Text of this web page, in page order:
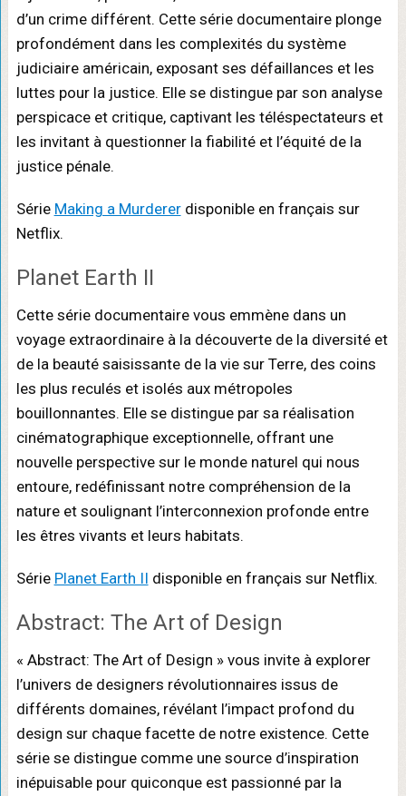
d’un crime différent. Cette série documentaire plonge
profondément dans les complexités du système
judiciaire américain, exposant ses défaillances et les
luttes pour la justice. Elle se distingue par son analyse
perspicace et critique, captivant les téléspectateurs et
les invitant à questionner la fiabilité et l’équité de la
justice pénale.
Série Making a Murdererdisponible en français sur
Netflix.
Planet Earth II
Cette série documentaire vous emmène dans un
voyage extraordinaire à la découverte de la diversité et
de la beauté saisissante de la vie sur Terre, des coins
les plus reculés et isolés aux métropoles
bouillonnantes. Elle se distingue par sa réalisation
cinématographique exceptionnelle, offrant une
nouvelle perspective sur le monde naturel qui nous
entoure, redéfinissant notre compréhension de la
nature et soulignant l’interconnexion profonde entre
les êtres vivants et leurs habitats.
Série Planet Earth II disponible en français sur Netflix.
Abstract: The Art of Design
« Abstract: The Art of Design » vous invite à explorer
l’univers de designers révolutionnaires issus de
différents domaines, révélant l’impact profond du
design sur chaque facette de notre existence. Cette
série se distingue comme une source d’inspiration
inépuisable pour quiconque est passionné par la